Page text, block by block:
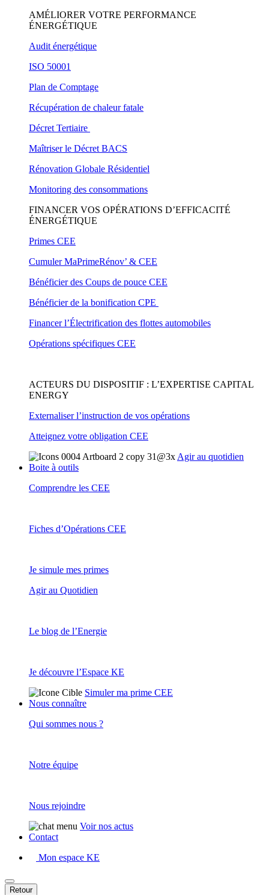
AMÉLIORER VOTRE PERFORMANCE
ÉNERGÉTIQUE
Audit énergétique
ISO 50001
Plan de Comptage
Récupération de chaleur fatale
Décret Tertiaire
Maîtriser le Décret BACS
Rénovation Globale Résidentiel
Monitoring des consommations
FINANCER VOS OPÉRATIONS D’EFFICACITÉ
ÉNERGÉTIQUE
Primes CEE
Cumuler MaPrimeRénov’ & CEE
Bénéficier des Coups de pouce CEE
Bénéficier de la bonification CPE
Financer l’Électrification des flottes automobiles
Opérations spécifiques CEE
ACTEURS DU DISPOSITIF : L’EXPERTISE CAPITAL
ENERGY
Externaliser l’instruction de vos opérations
Atteignez votre obligation CEE
Agir au quotidien
Boite à outils
Comprendre les CEE
Fiches d’Opérations CEE
Je simule mes primes
Agir au Quotidien
Le blog de l’Energie
Je découvre l’Espace KE
Simuler ma prime CEE
Nous connaître
Qui sommes nous ?
Notre équipe
Nous rejoindre
Voir nos actus
Contact
Mon espace KE
Retour